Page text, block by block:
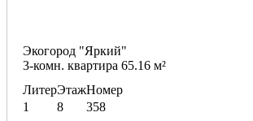
Экогород "Яркий"
3-комн. квартира 65.16 м²
Литер
1
Этаж
8
Номер
358